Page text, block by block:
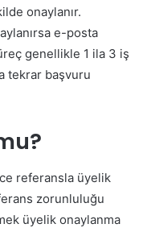
onaylanır.
e-posta
genellikle 1 ila 3 iş
tekrar başvuru
referansla üyelik
zorunluluğu
üyelik onaylanma